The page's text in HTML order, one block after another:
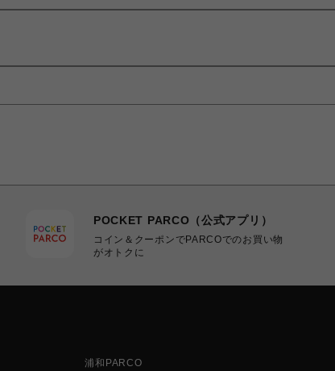
POCKET PARCO（公式アプリ）
コイン＆クーポンでPARCOでのお買い物
がオトクに
浦和PARCO